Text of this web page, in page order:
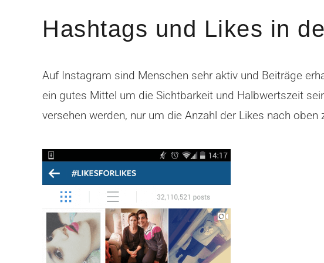
Hashtags und Likes in
Auf Instagram sind Menschen sehr aktiv und Beiträge
ein gutes Mittel um die Sichtbarkeit und Halbwertszeit
versehen werden, nur um die Anzahl der Likes nach oben